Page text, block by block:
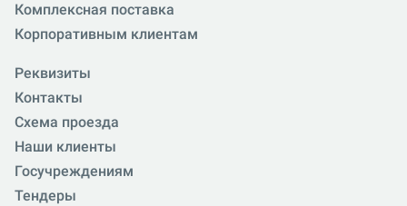
Комплексная поставка
Корпоративным клиентам
Реквизиты
Контакты
Схема проезда
Наши клиенты
Госучреждениям
Тендеры